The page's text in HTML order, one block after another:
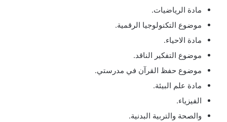
مادة الرياضيات.
موضوع التكنولوجيا الرقمية.
مادة الاحياء.
موضوع التفكير الناقد.
موضوع حفظ القرآن في مدرستي.
مادة علم البيئة.
الفيزياء.
والصحة والتربية البدنية.